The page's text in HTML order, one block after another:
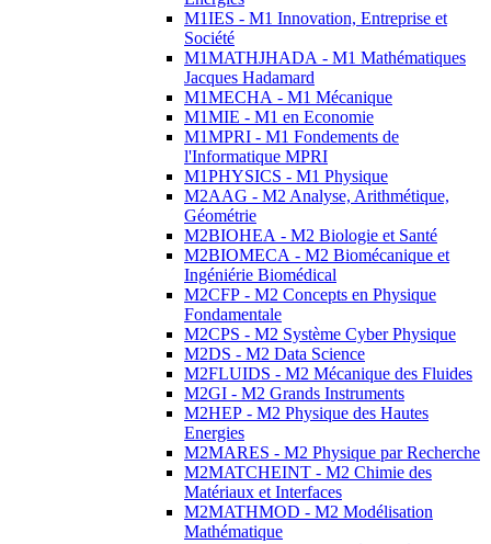
M1IES - M1 Innovation, Entreprise et
Société
M1MATHJHADA - M1 Mathématiques
Jacques Hadamard
M1MECHA - M1 Mécanique
M1MIE - M1 en Economie
M1MPRI - M1 Fondements de
l'Informatique MPRI
M1PHYSICS - M1 Physique
M2AAG - M2 Analyse, Arithmétique,
Géométrie
M2BIOHEA - M2 Biologie et Santé
M2BIOMECA - M2 Biomécanique et
Ingéniérie Biomédical
M2CFP - M2 Concepts en Physique
Fondamentale
M2CPS - M2 Système Cyber Physique
M2DS - M2 Data Science
M2FLUIDS - M2 Mécanique des Fluides
M2GI - M2 Grands Instruments
M2HEP - M2 Physique des Hautes
Energies
M2MARES - M2 Physique par Recherche
M2MATCHEINT - M2 Chimie des
Matériaux et Interfaces
M2MATHMOD - M2 Modélisation
Mathématique